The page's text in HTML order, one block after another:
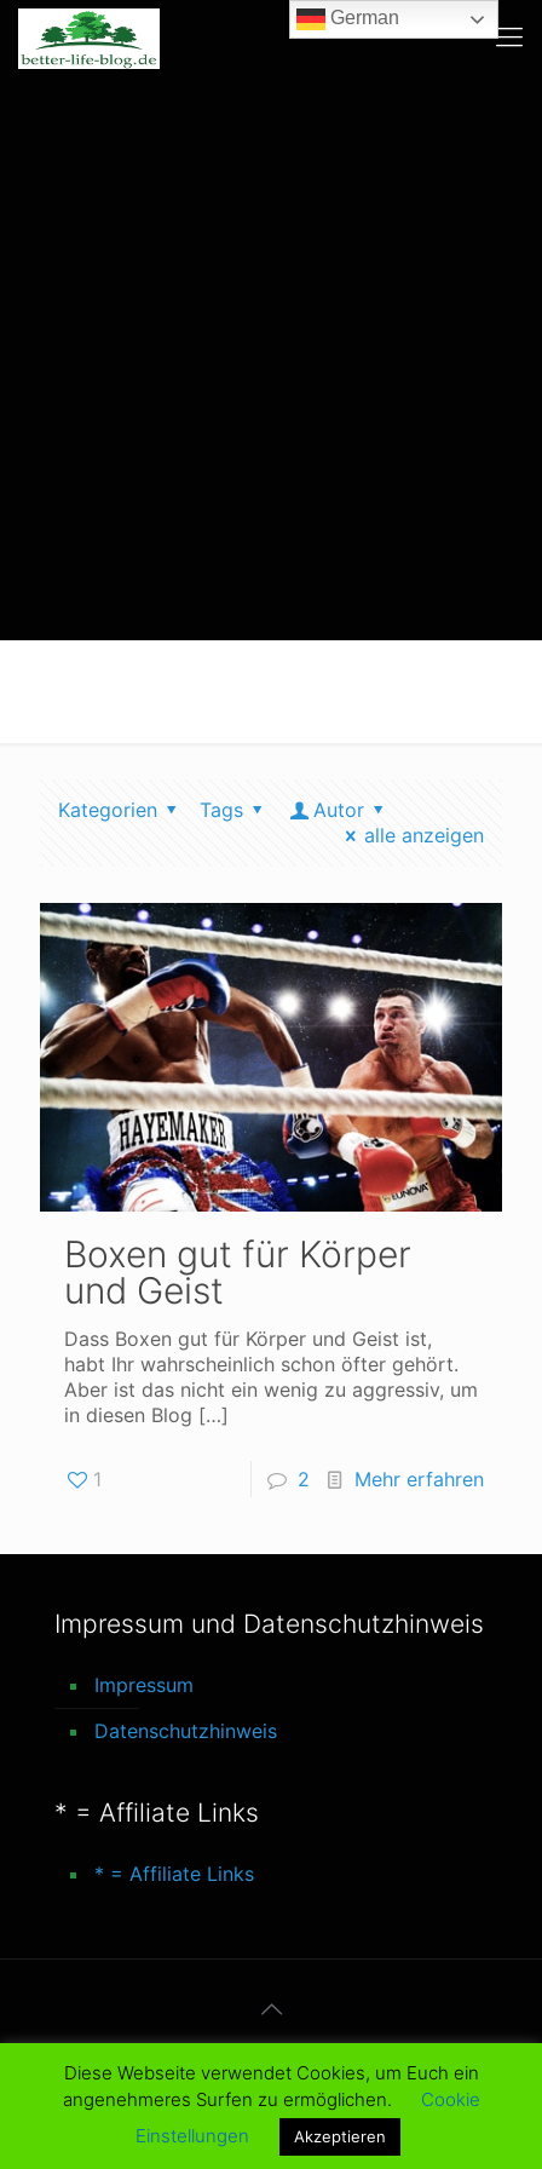
Kategorien Tags
Autor
alle anzeigen
Boxen gut für Körper
und Geist
Dass Boxen gut für Körper und Geist ist,
habt Ihr wahrscheinlich schon öfter gehört.
Aber ist das nicht ein wenig zu aggressiv, um
in diesen Blog […]
1 2 Mehr erfahren
Impressum und Datenschutzhinweis
Impressum
Datenschutzhinweis
* = Affiliate Links
* = Affiliate Links
© 2016-2025 better-life-blog. All Rights
Reserved.
Diese Webseite verwendet Cookies, um Euch ein
angenehmeres Surfen zu ermöglichen.
Cookie
Einstellungen
Akzeptieren
German